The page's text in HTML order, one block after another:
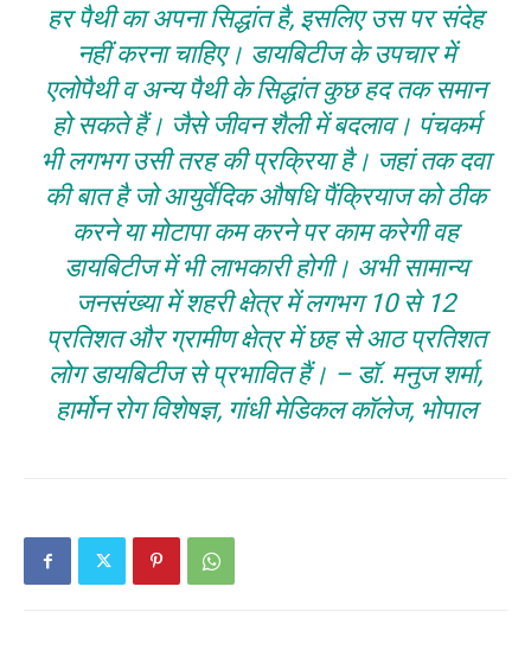
हर पैथी का अपना सिद्धांत है, इसलिए उस पर संदेह
नहीं करना चाहिए। डायबिटीज के उपचार में
एलोपैथी व अन्य पैथी के सिद्धांत कुछ हद तक समान
हो सकते हैं। जैसे जीवन शैली में बदलाव। पंचकर्म
भी लगभग उसी तरह की प्रक्रिया है। जहां तक दवा
की बात है जो आयुर्वेदिक औषधि पैंक्रियाज को ठीक
करने या मोटापा कम करने पर काम करेगी वह
डायबिटीज में भी लाभकारी होगी। अभी सामान्य
जनसंख्या में शहरी क्षेत्र में लगभग 10 से 12
प्रतिशत और ग्रामीण क्षेत्र में छह से आठ प्रतिशत
लोग डायबिटीज से प्रभावित हैं। – डॉ. मनुज शर्मा,
हार्मोन रोग विशेषज्ञ, गांधी मेडिकल कॉलेज, भोपाल